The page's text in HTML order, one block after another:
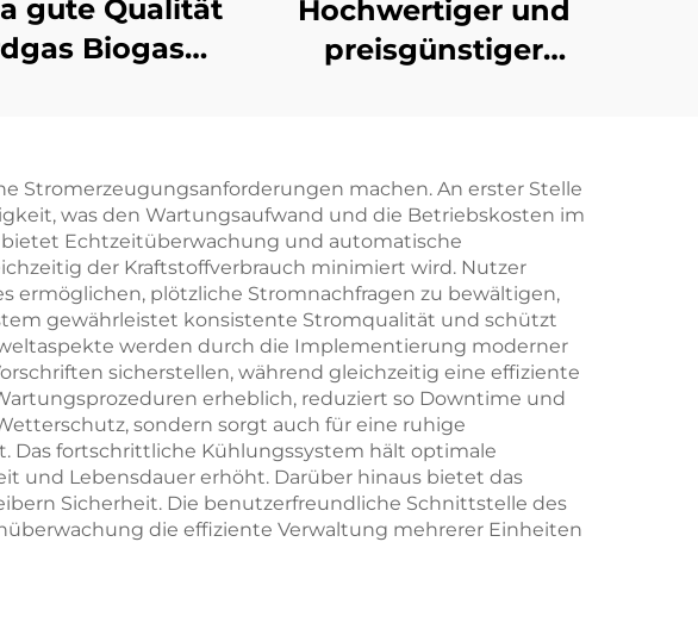
gute Qualität
Biogas
Hochwertiger und
preisgünstiger
Stromerzeugungsanforderungen machen. An erster Stelle
was den Wartungsaufwand und die Betriebskosten im
bietet Echtzeitüberwachung und automatische
der Kraftstoffverbrauch minimiert wird. Nutzer
ermöglichen, plötzliche Stromnachfragen zu bewältigen,
gewährleistet konsistente Stromqualität und schützt
werden durch die Implementierung moderner
sicherstellen, während gleichzeitig eine effiziente
erheblich, reduziert so Downtime und
sondern sorgt auch für eine ruhige
Das fortschrittliche Kühlungssystem hält optimale
und Lebensdauer erhöht. Darüber hinaus bietet das
Sicherheit. Die benutzerfreundliche Schnittstelle des
die effiziente Verwaltung mehrerer Einheiten